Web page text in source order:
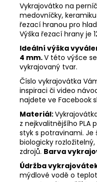
Vykrajovátko na
medovníčky,
řezací hranou pro
Výška řezací hrany je
Ideální výška
4 mm.V této výšce
vykrajovaný tvar.
Číslo vykrajovátka
inspiraci či video
najdete ve Facebook
Materiál:
z nejkvalitnějšího
styk s potravinami.
biologicky
zdrojů. Barva
Údržba
mýdlové vodě o
Kč